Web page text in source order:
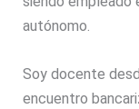
autónomo.
Soy docente
encuentro